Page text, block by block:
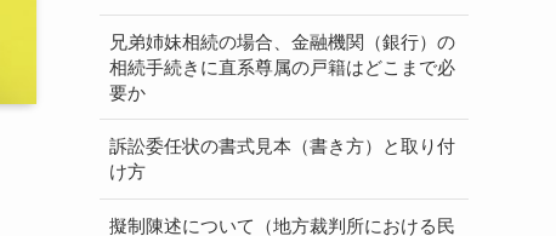
兄弟姉妹相続の場合、金融機関（銀行）の
相続手続きに直系尊属の戸籍はどこまで必
要か
訴訟委任状の書式見本（書き方）と取り付
け方
擬制陳述について（地方裁判所における民